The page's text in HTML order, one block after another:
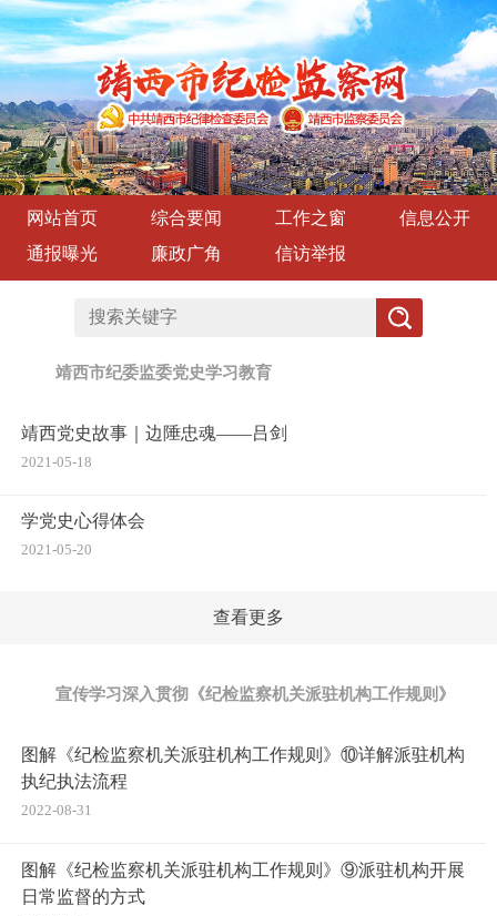
网站首页 综合要闻 工作之窗
信息公开
通报曝光
廉政广角 信访举报
靖西市纪委监委党史学习教育
靖西党史故事｜边陲忠魂——吕剑
2021-05-18
学党史心得体会
2021-05-20
查看更多
宣传学习深入贯彻《纪检监察机关派驻机构工作规则》
图解《纪检监察机关派驻机构工作规则》⑩详解派驻机构
执纪执法流程
2022-08-31
图解《纪检监察机关派驻机构工作规则》⑨派驻机构开展
日常监督的方式